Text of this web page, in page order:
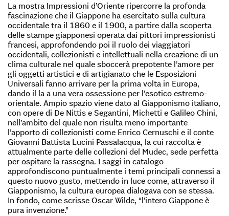
La mostra Impressioni d’Oriente ripercorre la profonda
fascinazione che il Giappone ha esercitato sulla cultura
occidentale tra il 1860 e il 1900, a partire dalla scoperta
delle stampe giapponesi operata dai pittori impressionisti
francesi, approfondendo poi il ruolo dei viaggiatori
occidentali, collezionisti e intellettuali nella creazione di un
clima culturale nel quale sboccerà prepotente l’amore per
gli oggetti artistici e di artigianato che le Esposizioni
Universali fanno arrivare per la prima volta in Europa,
dando il la a una vera ossessione per l’esotico estremo-
orientale. Ampio spazio viene dato al Giapponismo italiano,
con opere di De Nittis e Segantini, Michetti e Galileo Chini,
nell’ambito del quale non risulta meno importante
l’apporto di collezionisti come Enrico Cernuschi e il conte
Giovanni Battista Lucini Passalacqua, la cui raccolta è
attualmente parte delle collezioni del Mudec, sede perfetta
per ospitare la rassegna. I saggi in catalogo
approfondiscono puntualmente i temi principali connessi a
questo nuovo gusto, mettendo in luce come, attraverso il
Giapponismo, la cultura europea dialogava con se stessa.
In fondo, come scrisse Oscar Wilde, “l’intero Giappone è
pura invenzione.”